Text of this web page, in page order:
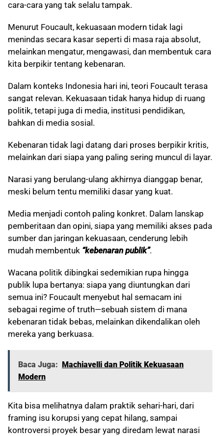
cara-cara yang tak selalu tampak.
Menurut Foucault, kekuasaan modern tidak lagi
menindas secara kasar seperti di masa raja absolut,
melainkan mengatur, mengawasi, dan membentuk cara
kita berpikir tentang kebenaran.
Dalam konteks Indonesia hari ini, teori Foucault terasa
sangat relevan. Kekuasaan tidak hanya hidup di ruang
politik, tetapi juga di media, institusi pendidikan,
bahkan di media sosial.
Kebenaran tidak lagi datang dari proses berpikir kritis,
melainkan dari siapa yang paling sering muncul di layar.
Narasi yang berulang-ulang akhirnya dianggap benar,
meski belum tentu memiliki dasar yang kuat.
Media menjadi contoh paling konkret. Dalam lanskap
pemberitaan dan opini, siapa yang memiliki akses pada
sumber dan jaringan kekuasaan, cenderung lebih
mudah membentuk “kebenaran publik”.
Wacana politik dibingkai sedemikian rupa hingga
publik lupa bertanya: siapa yang diuntungkan dari
semua ini? Foucault menyebut hal semacam ini
sebagai regime of truth—sebuah sistem di mana
kebenaran tidak bebas, melainkan dikendalikan oleh
mereka yang berkuasa.
Baca Juga: Machiavelli dan Politik Kekuasaan
Modern
Kita bisa melihatnya dalam praktik sehari-hari, dari
framing isu korupsi yang cepat hilang, sampai
kontroversi proyek besar yang diredam lewat narasi